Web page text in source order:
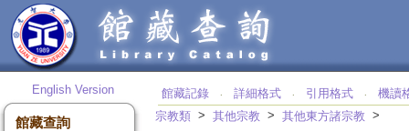
English Version
館藏查詢
館藏記錄 ‧ 詳細格式 ‧ 引用格式 ‧
機讀
宗教類 > 其他宗教 > 其他東方諸宗教 >